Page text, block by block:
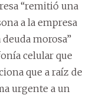
“remitió una
a la empresa
morosa”
celular que
que a raíz de
urgente a un